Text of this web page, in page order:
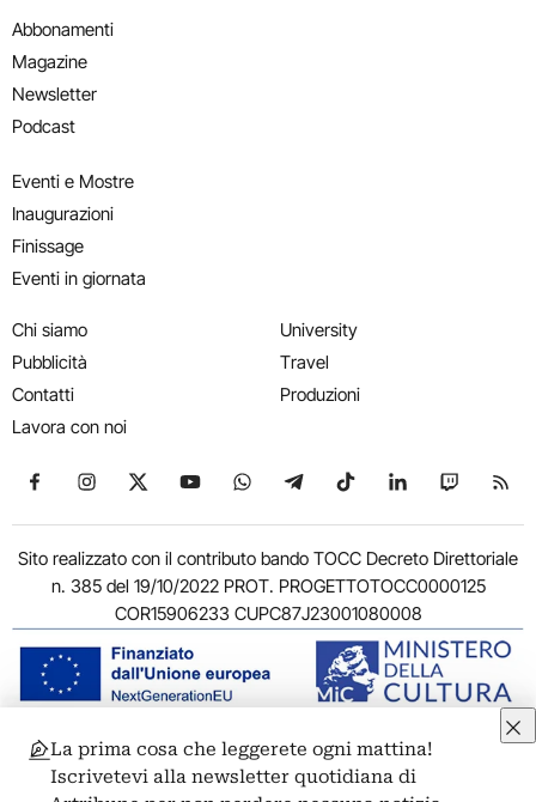
Abbonamenti
Magazine
Newsletter
Podcast
Eventi e Mostre
Inaugurazioni
Finissage
Eventi in giornata
Chi siamo
Pubblicità
Contatti
Lavora con noi
University
Travel
Produzioni
Seguici su Facebook
Seguici su Instagram
Seguici su X
Seguici su YouTube
Seguici su WhatsApp
Seguici su Telegram
Seguici su TikTok
Seguici su
Seguici
Sito realizzato con il contributo bando TOCC Decreto Direttoriale
n. 385 del 19/10/2022 PROT. PROGETTOTOCC0000125
COR15906233 CUPC87J23001080008
© 2011-2026 ARTRIBUNE srl – Corso Vittorio Emanuele II, 287 –
00186 Roma - P.I. 11381581005
La prima cosa che leggerete ogni mattina!
Iscrivetevi alla newsletter quotidiana di